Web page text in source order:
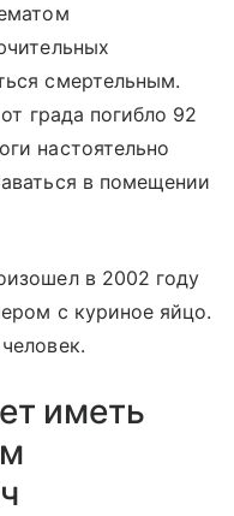
смертельным.
града погибло 92
настоятельно
в помещении
в 2002 году
с куриное яйцо.
иметь